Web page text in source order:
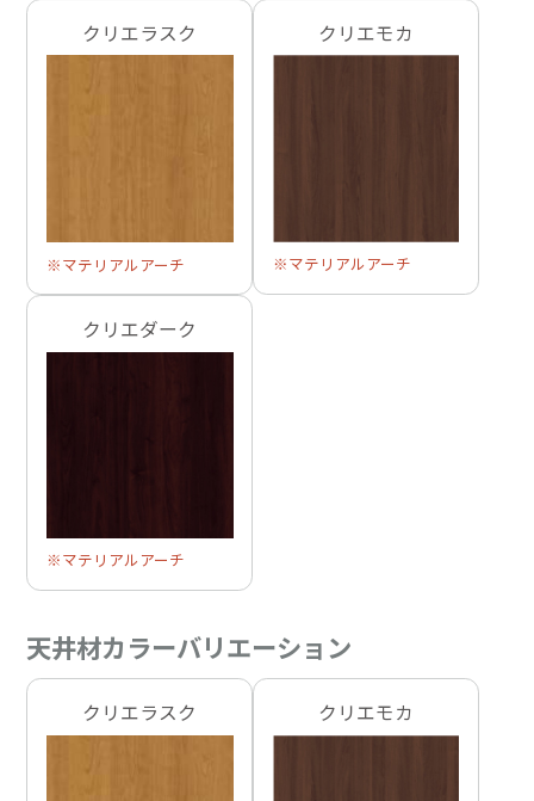
クリエラスク
※マテリアルアーチ
クリエモカ
※マテリアルアーチ
クリエダーク
※マテリアルアーチ
天井材カラーバリエーション
クリエラスク クリエモカ